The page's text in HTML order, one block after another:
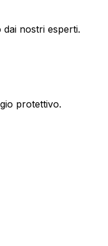
nostri esperti.
protettivo.